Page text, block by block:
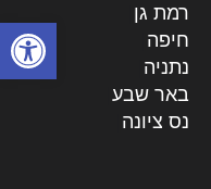
פתח
רמת גן
חיפה
נתניה
באר שבע
נס ציונה